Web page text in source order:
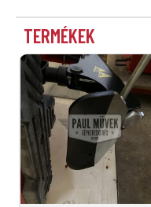
TERMÉKEK